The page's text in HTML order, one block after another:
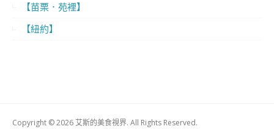
【苗栗．苑裡】
【紐約】
Copyright © 2026 艾斯的美食視界. All Rights Reserved.